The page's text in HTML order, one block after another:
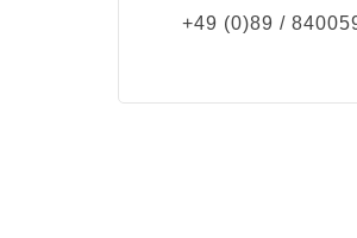
+49 (0)89 /